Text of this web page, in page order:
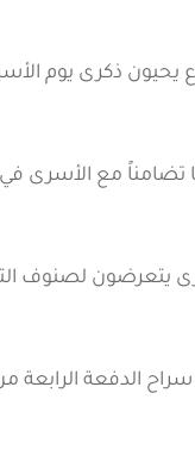
يحيون ذكرى يوم
تضامناً مع الأسرى
الرابعة من